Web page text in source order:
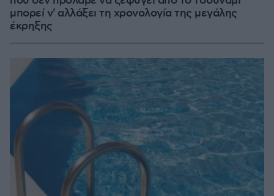
μπορεί ν' αλλάξει τη χρονολογία της μεγάλης
έκρηξης